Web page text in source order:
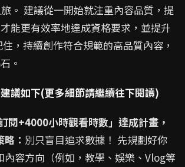
。 建議從一開始就注重內容品質，提
能更有效率地達成資格要求，並提升
，持續創作符合規範的高品質內容，
。
議如下(更多細節請繼續往下閱讀)
閱+4000小時觀看時數」達成計畫，
： 別只盲目追求數據！ 先規劃好你
內容方向（例如，教學、娛樂、Vlog等